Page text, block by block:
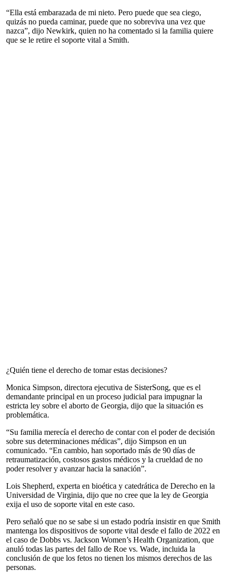
“Ella está embarazada de mi nieto. Pero puede que sea ciego,
quizás no pueda caminar, puede que no sobreviva una vez que
nazca”, dijo Newkirk, quien no ha comentado si la familia quiere
que se le retire el soporte vital a Smith.
¿Quién tiene el derecho de tomar estas decisiones?
Monica Simpson, directora ejecutiva de SisterSong, que es el
demandante principal en un proceso judicial para impugnar la
estricta ley sobre el aborto de Georgia, dijo que la situación es
problemática.
“Su familia merecía el derecho de contar con el poder de decisión
sobre sus determinaciones médicas”, dijo Simpson en un
comunicado. “En cambio, han soportado más de 90 días de
retraumatización, costosos gastos médicos y la crueldad de no
poder resolver y avanzar hacia la sanación”.
Lois Shepherd, experta en bioética y catedrática de Derecho en la
Universidad de Virginia, dijo que no cree que la ley de Georgia
exija el uso de soporte vital en este caso.
Pero señaló que no se sabe si un estado podría insistir en que Smith
mantenga los dispositivos de soporte vital desde el fallo de 2022 en
el caso de Dobbs vs. Jackson Women’s Health Organization, que
anuló todas las partes del fallo de Roe vs. Wade, incluida la
conclusión de que los fetos no tienen los mismos derechos de las
personas.